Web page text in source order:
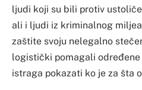
ljudi koji su bili protiv
ali i ljudi iz kriminalnog
zaštite svoju nelegalno
logistički pomagali
istraga pokazati ko je za šta